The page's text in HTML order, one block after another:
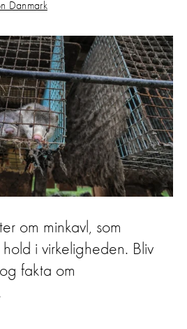
Danmark
om minkavl, som
i virkeligheden. Bliv
fakta om